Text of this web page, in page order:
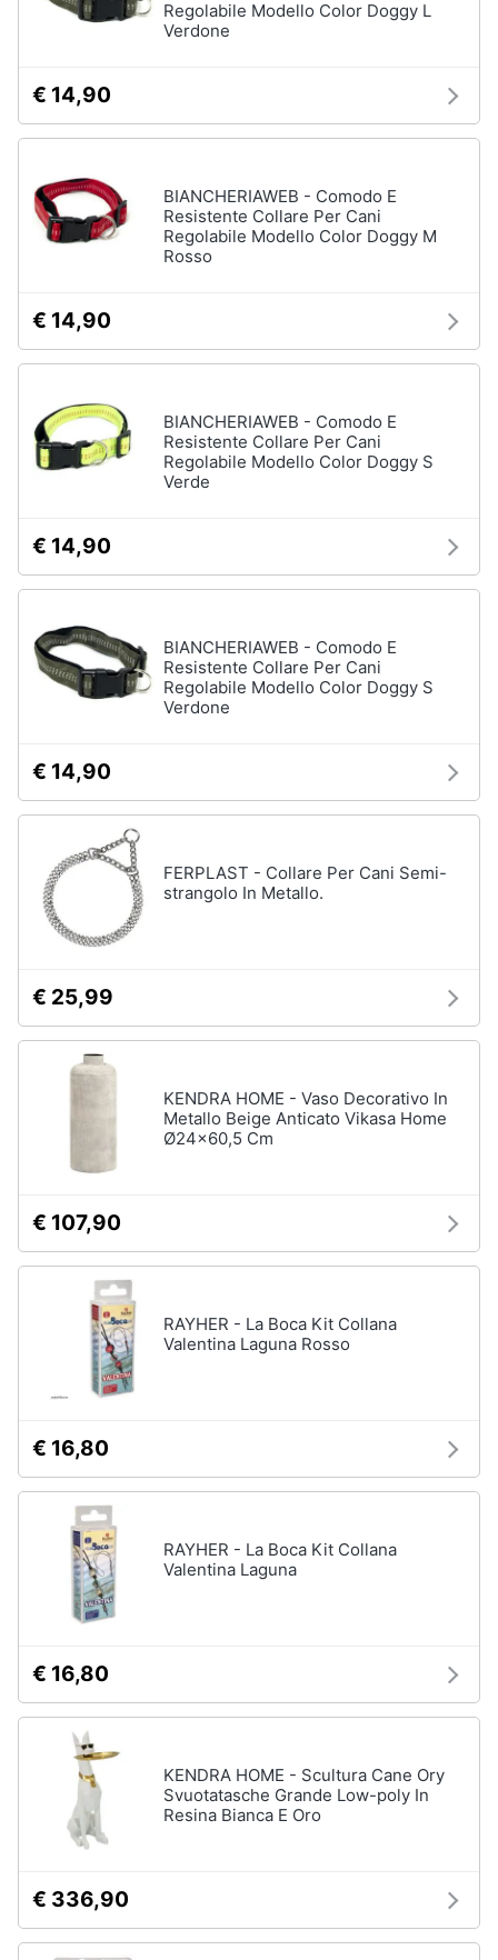
Animali
Libri,
dvd
ricorrenze
Promozioni
Servizi
Esci
Regolabile Modello Color Doggy L
Verdone
€ 14,90
BIANCHERIAWEB - Comodo E
Resistente Collare Per Cani
Regolabile Modello Color Doggy M
Rosso
€ 14,90
BIANCHERIAWEB - Comodo E
Resistente Collare Per Cani
Regolabile Modello Color Doggy S
Verde
€ 14,90
BIANCHERIAWEB - Comodo E
Resistente Collare Per Cani
Regolabile Modello Color Doggy S
Verdone
€ 14,90
FERPLAST - Collare Per Cani Semi-
strangolo In Metallo.
€ 25,99
KENDRA HOME - Vaso Decorativo In
Metallo Beige Anticato Vikasa Home
Ø24x60,5 Cm
€ 107,90
RAYHER - La Boca Kit Collana
Valentina Laguna Rosso
€ 16,80
RAYHER - La Boca Kit Collana
Valentina Laguna
€ 16,80
KENDRA HOME - Scultura Cane Ory
Svuotatasche Grande Low-poly In
Resina Bianca E Oro
€ 336,90